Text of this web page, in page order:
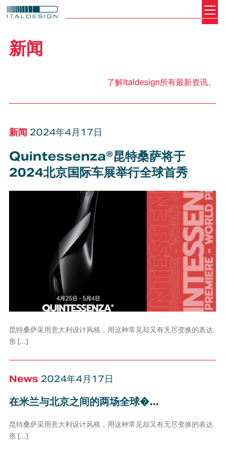
Search
新闻
了解Italdesign所有最新资讯。
新闻 2024年4月17日
Quintessenza®昆特桑萨将于
2024北京国际车展举行全球首秀
昆特桑萨采用意大利设计风格，用这种常见却又有无尽变换的表达
形 […]
News 2024年4月17日
在米兰与北京之间的两场全球�...
昆特桑萨采用意大利设计风格，用这种常见却又有无尽变换的表达
形 […]